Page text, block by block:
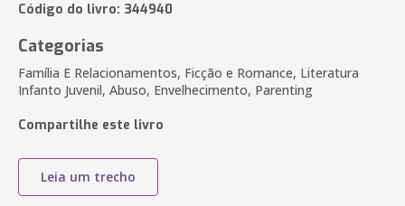
Código do livro: 344940
Categorias
Família E Relacionamentos, Ficção e Romance, Literatura
Infanto Juvenil, Abuso, Envelhecimento, Parenting
Compartilhe este livro
Leia um trecho